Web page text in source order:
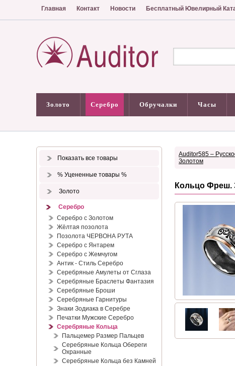
Главная Контакт Новости Бесплатный Ювелирный
Золото Серебро Обручалки Часы
Показать все товары
% Уцененные товары %
Золото
Серебро
Серебро с Золотом
Жёлтая позолота
Позолота ЧЕРВОНА РУТА
Серебро с Янтарем
Серебро с Жемчугом
Антик - Стиль Серебро
Серебряные Амулеты от Сглаза
Серебряные Браслеты Фантазия
Серебряные Броши
Серебряные Гарнитуры
Знаки Зодиака в Серебре
Печатки Мужские Серебро
Серебряные Кольца
Пальцемер Размер Пальцев
Серебряные Кольца Обереги
Охранные
Серебряные Кольца без Камней
Auditor585 –
Золотом
Кольцо Фреш.